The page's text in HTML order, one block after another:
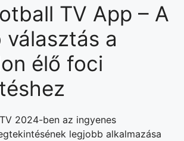
TV App – A
választás a
élő foci
2024-ben az ingyenes
legjobb alkalmazása